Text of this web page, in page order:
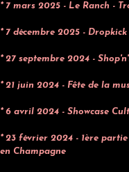
* 7 mars 2025 - Le Ranch -
* 7 décembre 2025 -
* 27 septembre 2024 -
* 21 juin 2024 - Fête de la
* 6 avril 2024 - Showcase
* 23 février 2024 - 1ère
en Champagne